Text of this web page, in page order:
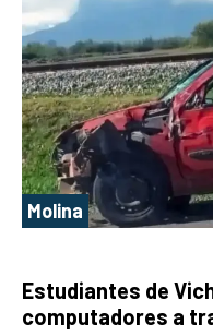
Molina
Estudiantes de
computadores a